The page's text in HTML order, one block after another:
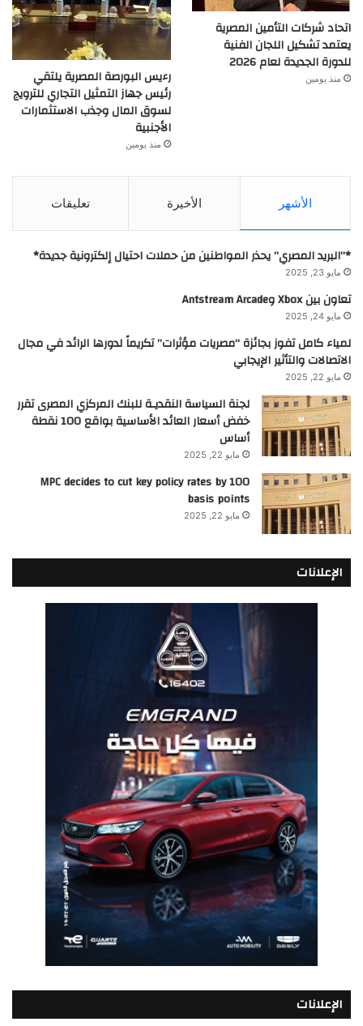
اتحاد شركات التأمين المصرية
يعتمد تشكيل اللجان الفنية
للدورة الجديدة لعام 2026
منذ يومين
رءيس البورصة المصرية يلتقي
رئيس جهاز التمثيل التجاري للترويج
لسوق المال وجذب الاستثمارات
الأجنبية
منذ يومين
الأشهر الأخيرة تعليقات
*”البريد المصري” يحذر المواطنين من حملات احتيال إلكترونية جديدة*
مايو 23, 2025
تعاون بين Xbox وAntstream Arcade
مايو 24, 2025
لمياء كامل تفوز بجائزة “مصريات مؤثرات” تكريماً لدورها الرائد في مجال
الاتصالات والتأثير الإيجابي
مايو 22, 2025
لجنة السياسة النقديـة للبنك المركزي المصرى تقرر
خفض أسعار العائد الأساسية بواقع 100 نقطة
أساس
مايو 22, 2025
MPC decides to cut key policy rates by 100
basis points
مايو 22, 2025
الإعلانات
الإعلانات